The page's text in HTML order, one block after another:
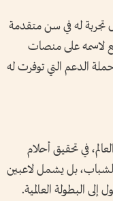
عاماً»، يخوض أول تجربة له في سن متقدمة
لاسمه على منصات
الدعم التي توفرت له
في تحقيق أحلام
بل يشمل لاعبين
البطولة العالمية.